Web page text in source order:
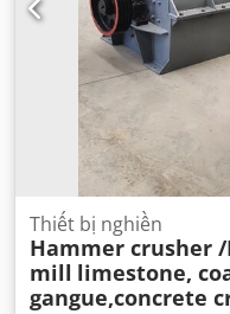
Thiết bị nghiền
Hammer crusher
mill limestone,
gangue,concrete